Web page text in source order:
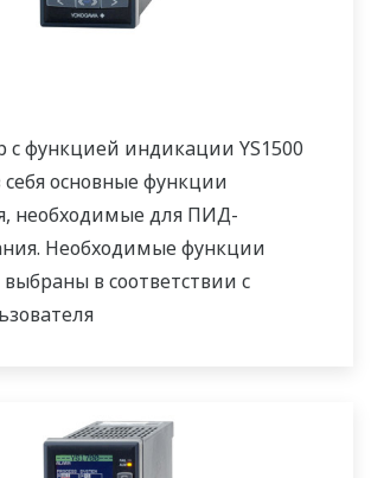
с функцией индикации YS1500
основные функции
необходимые для ПИД-
Необходимые функции
в соответствии с